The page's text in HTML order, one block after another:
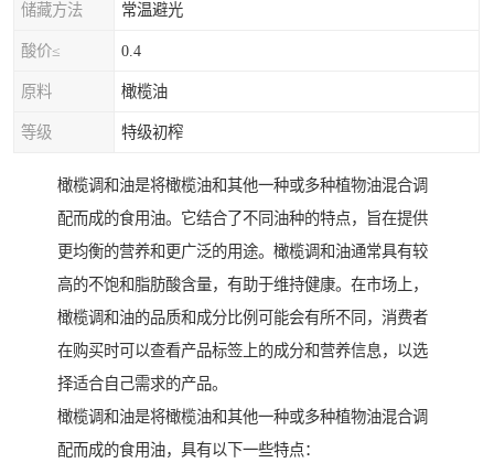
储藏方法 常温避光
酸价≤ 0.4
原料 橄榄油
等级 特级初榨
橄榄调和油是将橄榄油和其他一种或多种植物油混合调
配而成的食用油。它结合了不同油种的特点，旨在提供
更均衡的营养和更广泛的用途。橄榄调和油通常具有较
高的不饱和脂肪酸含量，有助于维持健康。在市场上，
橄榄调和油的品质和成分比例可能会有所不同，消费者
在购买时可以查看产品标签上的成分和营养信息，以选
择适合自己需求的产品。
橄榄调和油是将橄榄油和其他一种或多种植物油混合调
配而成的食用油，具有以下一些特点：